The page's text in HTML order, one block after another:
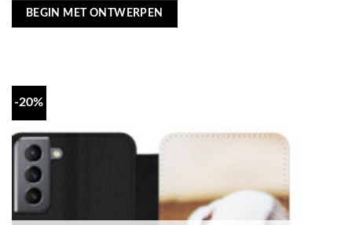
was:
is:
BEGIN MET ONTWERPEN
-20%